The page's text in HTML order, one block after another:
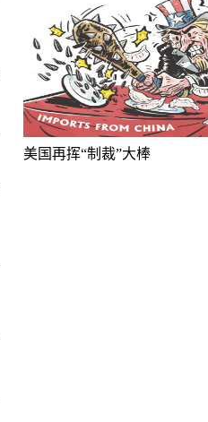
美国再挥“制裁”大棒